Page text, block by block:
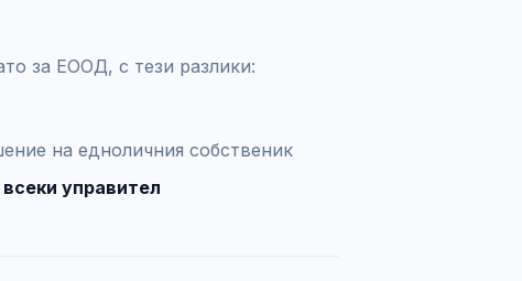
за ЕООД, с тези разлики:
на едноличния собственик
всеки управител